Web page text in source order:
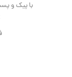
با پیک و